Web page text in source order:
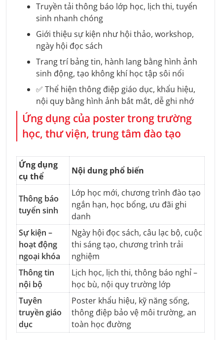
Truyền tải thông báo lớp học, lịch thi, tuyển
sinh nhanh chóng
Giới thiệu sự kiện như hội thảo, workshop,
ngày hội đọc sách
Trang trí bảng tin, hành lang bằng hình ảnh
sinh động, tạo không khí học tập sôi nổi
✅ Thể hiện thông điệp giáo dục, khẩu hiệu,
nội quy bằng hình ảnh bắt mắt, dễ ghi nhớ
Ứng dụng của poster trong trường
học, thư viện, trung tâm đào tạo
Ứng dụng
cụ thể
Nội dung phổ biến
Thông báo
tuyển sinh
Lớp học mới, chương trình đào tạo
ngắn hạn, học bổng, ưu đãi ghi
danh
Sự kiện –
hoạt động
ngoại khóa
Ngày hội đọc sách, câu lạc bộ, cuộc
thi sáng tạo, chương trình trải
nghiệm
Thông tin
nội bộ
Lịch học, lịch thi, thông báo nghỉ –
học bù, nội quy trường lớp
Tuyên
truyền giáo
dục
Poster khẩu hiệu, kỹ năng sống,
thông điệp bảo vệ môi trường, an
toàn học đường